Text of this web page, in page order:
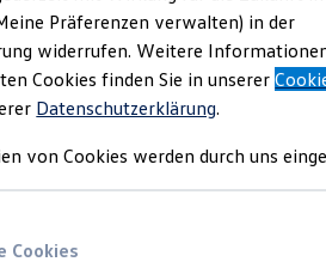
und Gebrauchtwagen
Präferenzen verwalten) in der
widerrufen. Weitere
Cookies finden Sie in unserer
Datenschutzerklärung.
von Cookies werden durch uns
Cookies